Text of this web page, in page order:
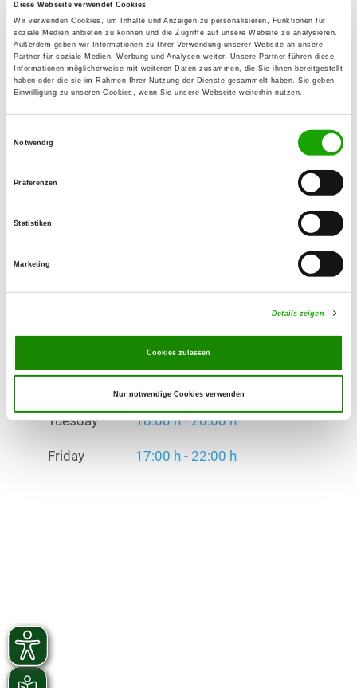
Diese Webseite verwendet Cookies
Wir verwenden Cookies, um Inhalte und Anzeigen zu personalisieren, Funktionen für
soziale Medien anbieten zu können und die Zugriffe auf unsere Website zu analysieren.
Außerdem geben wir Informationen zu Ihrer Verwendung unserer Website an unsere
Partner für soziale Medien, Werbung und Analysen weiter. Unsere Partner führen diese
Informationen möglicherweise mit weiteren Daten zusammen, die Sie ihnen bereitgestellt
haben oder die sie im Rahmen Ihrer Nutzung der Dienste gesammelt haben. Sie geben
Einwilligung zu unseren Cookies, wenn Sie unsere Webseite weiterhin nutzen.
Notwendig
Präferenzen
Statistiken
Marketing
Details zeigen
Cookies zulassen
Nur notwendige Cookies verwenden
Siegfried Schmidt
Sudberger Str. 4
42349 Wuppertal
Training ground:
Paradies 3
42349 Wuppertal
Phone:
siegfriedschmidt-wuppertal@t-online.de
Faehrte, Unterordnung, Schutzdienst
Tuesday 18:00 h - 20:00 h
Friday 17:00 h - 22:00 h
Exercise times in winter:
Tuesday 18:00 h - 20:00 h
Friday 17:00 h - 22:00 h